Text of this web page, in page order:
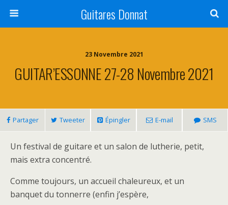
Guitares Donnat
23 Novembre 2021
GUITAR’ESSONNE 27-28 Novembre 2021
Partager Tweeter Épingler E-mail SMS
Un festival de guitare et un salon de lutherie, petit,
mais extra concentré.
Comme toujours, un accueil chaleureux, et un
banquet du tonnerre (enfin j’espère,